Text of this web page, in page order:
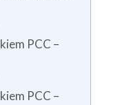
PCC –
PCC –